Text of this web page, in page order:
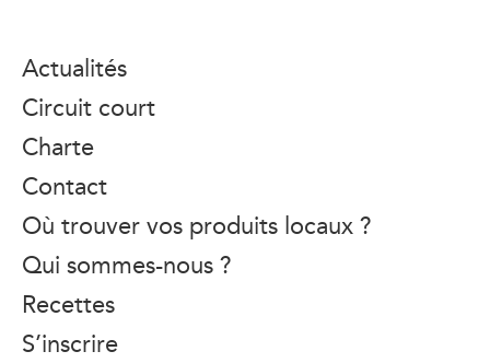
Actualités
Circuit court
Charte
Contact
Où trouver vos produits locaux ?
Qui sommes-nous ?
Recettes
S’inscrire